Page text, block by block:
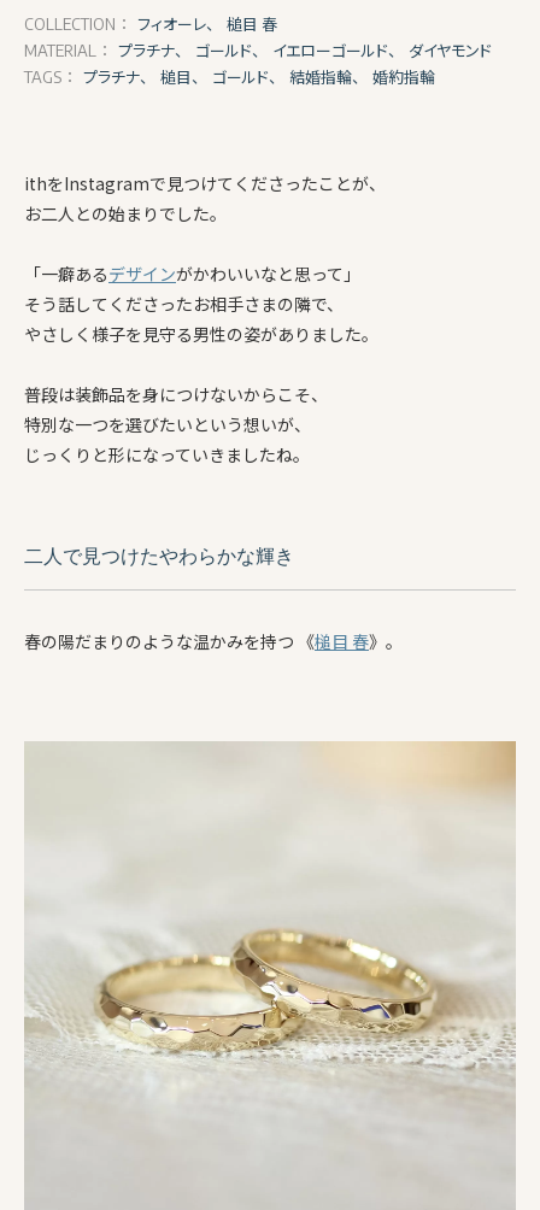
COLLECTION： フィオーレ、 槌目 春
MATERIAL： プラチナ、 ゴールド、 イエローゴールド、 ダイヤモンド
TAGS： プラチナ、 槌目、 ゴールド、 結婚指輪、 婚約指輪
ithをInstagramで見つけてくださったことが、
お二人との始まりでした。
「一癖あるデザインがかわいいなと思って」
そう話してくださったお相手さまの隣で、
やさしく様子を見守る男性の姿がありました。
普段は装飾品を身につけないからこそ、
特別な一つを選びたいという想いが、
じっくりと形になっていきましたね。
二人で見つけたやわらかな輝き
春の陽だまりのような温かみを持つ 《槌目 春》。